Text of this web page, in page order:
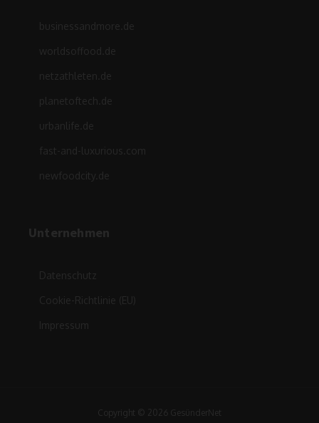
businessandmore.de
worldsoffood.de
netzathleten.de
planetoftech.de
urbanlife.de
fast-and-luxurious.com
newfoodcity.de
Unternehmen
Datenschutz
Cookie-Richtlinie (EU)
Impressum
Copyright © 2026 GesünderNet